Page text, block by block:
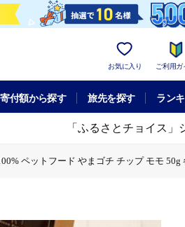
お気に入り ご利用ガ
寄付額から探す 旅先を探す ラン
「ふるさとチョイス
ペットフード やまゴチ チップ モモ 50g